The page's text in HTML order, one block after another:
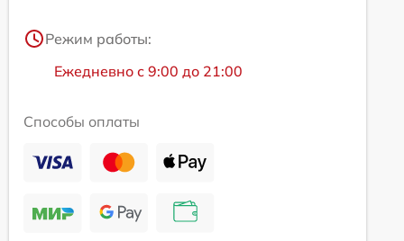
Режим работы:
Ежедневно с 9:00 до 21:00
Способы оплаты